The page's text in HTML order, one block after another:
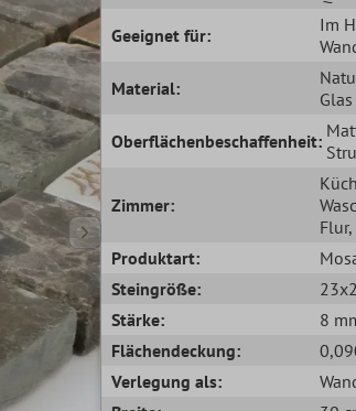
Geeignet für:
Im
Material:
Glas
Oberflächenbeschaffenheit:
Zimmer:
Flur
Produktart:
Steingröße:
Stärke:
8
Flächendeckung:
Verlegung als: